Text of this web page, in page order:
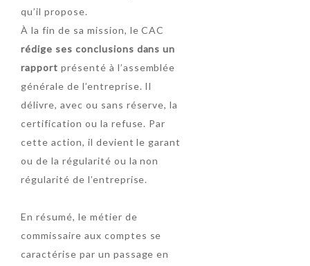
qu’il propose.
À la fin de sa mission, le CAC
rédige ses conclusions dans un
rapport présenté à l’assemblée
générale de l’entreprise. Il
délivre, avec ou sans réserve, la
certification ou la refuse. Par
cette action, il devient le garant
ou de la régularité ou la non
régularité de l’entreprise.
En résumé, le métier de
commissaire aux comptes se
caractérise par un passage en